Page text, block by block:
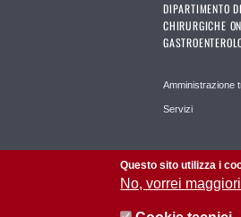
DIPARTIMENTO
CHIRURGICHE
Amministrazione
Servizi
Questo sito utilizza i
No, vorrei